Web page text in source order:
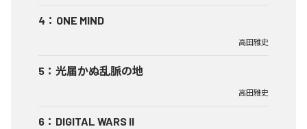
4 ： ONE MIND
高田雅史
5 ： 光届かぬ乱脈の地
高田雅史
6 ： DIGITAL WARS II